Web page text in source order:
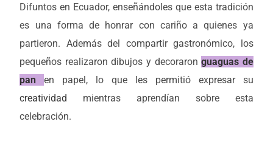
Difuntos en Ecuador, enseñándoles que esta tradición
es una forma de honrar con cariño a quienes ya
partieron. Además del compartir gastronómico, los
pequeños realizaron dibujos y decoraronguaguas de
panen papel, lo que les permitió expresar su
creatividad mientras aprendían sobre esta
celebración.